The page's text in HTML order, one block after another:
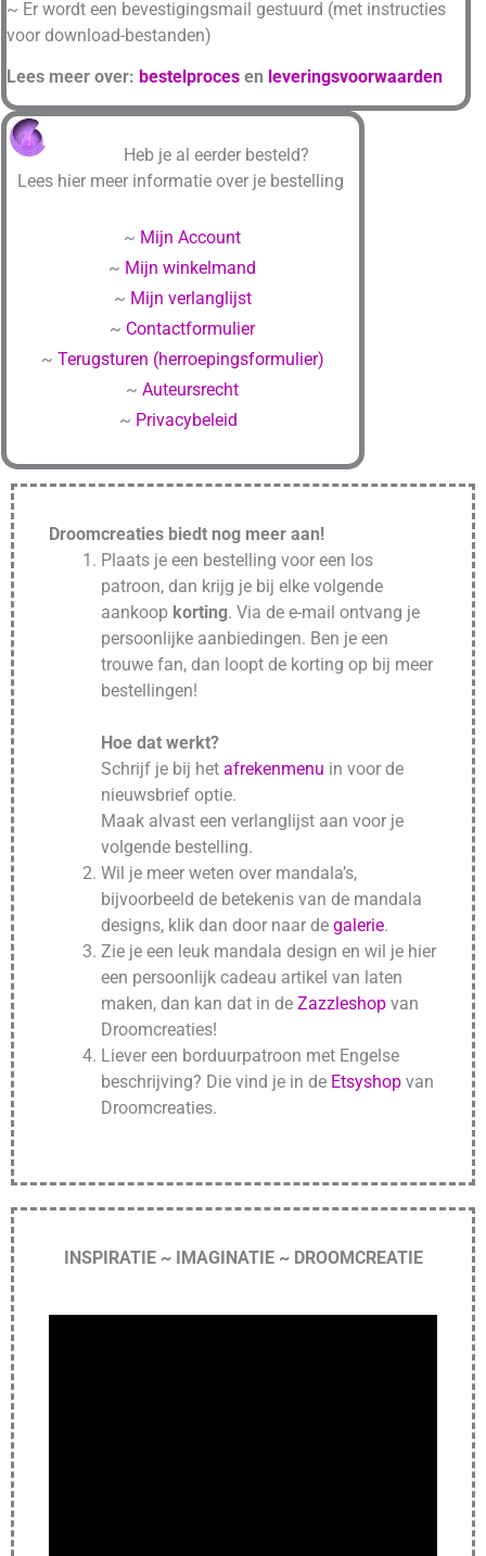
~ Er wordt een bevestigingsmail gestuurd (met instructies
voor download-bestanden)
Lees meer over: bestelproces en leveringsvoorwaarden
Heb je al eerder besteld?
Lees hier meer informatie over je bestelling
~ Mijn Account
~ Mijn winkelmand
~ Mijn verlanglijst
~ Contactformulier
~ Terugsturen (herroepingsformulier)
~Auteursrecht
~ Privacybeleid
Droomcreaties biedt nog meer aan!
Plaats je een bestelling voor een los
patroon, dan krijg je bij elke volgende
aankoop korting. Via de e-mail ontvang je
persoonlijke aanbiedingen. Ben je een
trouwe fan, dan loopt de korting op bij meer
bestellingen!
Hoe dat werkt?
Schrijf je bij het afrekenmenu in voor de
nieuwsbrief optie.
Maak alvast een verlanglijst aan voor je
volgende bestelling.
Wil je meer weten over mandala’s,
bijvoorbeeld de betekenis van de mandala
designs, klik dan door naar de galerie.
Zie je een leuk mandala design en wil je hier
een persoonlijk cadeau artikel van laten
maken, dan kan dat in de Zazzleshop van
Droomcreaties!
Liever een borduurpatroon met Engelse
beschrijving? Die vind je in de Etsyshop van
Droomcreaties.
INSPIRATIE ~ IMAGINATIE ~ DROOMCREATIE